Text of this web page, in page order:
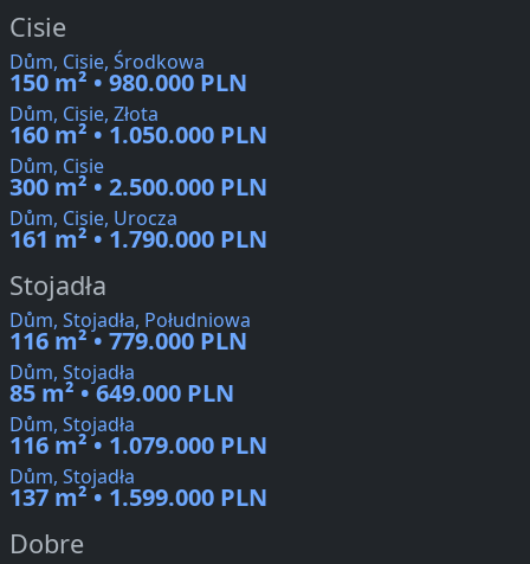
Cisie
Dům, Cisie, Środkowa
150 m² • 980.000 PLN
Dům, Cisie, Złota
160 m² • 1.050.000 PLN
Dům, Cisie
300 m² • 2.500.000 PLN
Dům, Cisie, Urocza
161 m² • 1.790.000 PLN
Stojadła
Dům, Stojadła, Południowa
116 m² • 779.000 PLN
Dům, Stojadła
85 m² • 649.000 PLN
Dům, Stojadła
116 m² • 1.079.000 PLN
Dům, Stojadła
137 m² • 1.599.000 PLN
Dobre